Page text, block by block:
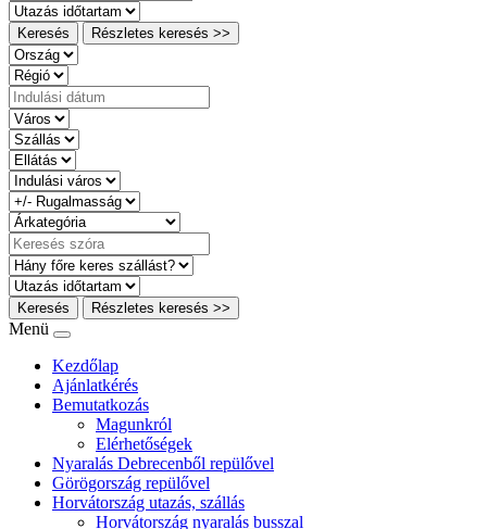
Keresés Részletes keresés >>
Keresés Részletes keresés >>
Menü
Kezdőlap
Ajánlatkérés
Bemutatkozás
Magunkról
Elérhetőségek
Nyaralás Debrecenből repülővel
Görögország repülővel
Horvátország utazás, szállás
Horvátország nyaralás busszal